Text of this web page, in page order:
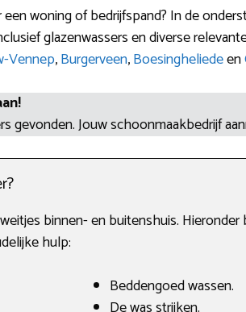
woning of bedrijfspand? In de
glazenwassers en diverse
Vennep,Burgerveen,Boesingheliedeen
gevonden. Jouw schoonmaakbedrijf
binnen- en buitenshuis.
hulp:
Beddengoed wassen.